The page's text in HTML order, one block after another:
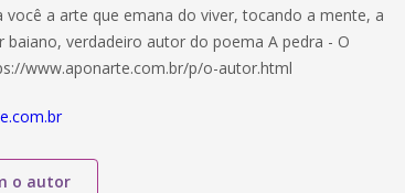
a arte que emana do viver, tocando a mente, a
verdadeiro autor do poema A pedra - O
www.aponarte.com.br/p/o-autor.html
o autor